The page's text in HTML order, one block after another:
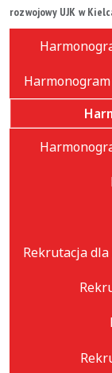
rozwojowy UJK w
Rekrutacja